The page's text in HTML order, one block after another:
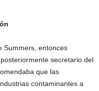
Summers, entonces
secretario del
que las
contaminantes a